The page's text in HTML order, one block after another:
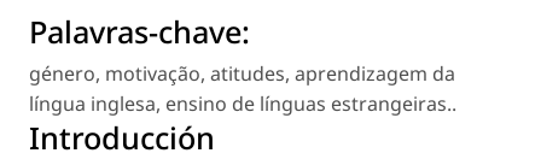
Palavras-chave:
género, motivação, atitudes, aprendizagem da
língua inglesa, ensino de línguas estrangeiras..
Introducción